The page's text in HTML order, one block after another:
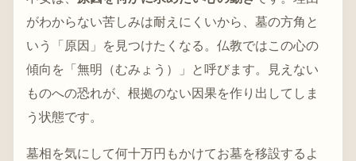
がわからない苦しみは耐えにくいから、墓の方角と
いう「原因」を見つけたくなる。仏教ではこの心の
傾向を「無明（むみょう）」と呼びます。見えない
ものへの恐れが、根拠のない因果を作り出してしま
う状態です。
墓相を気にして何十万円もかけてお墓を移設するよ